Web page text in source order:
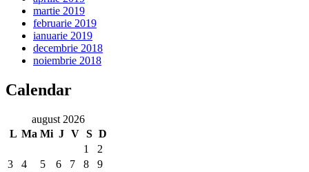
martie 2019
februarie 2019
ianuarie 2019
decembrie 2018
noiembrie 2018
Calendar
august 2026
L Ma Mi J V S D
1
2
3
4 5 6 7 8
9